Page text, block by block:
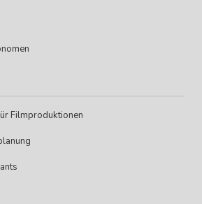
Filmproduktionen